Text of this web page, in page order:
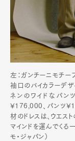
左：ガンチーニモチー
袖口のバイカラーデ
ネンのワイドなパン
¥176,000、パンツ
材のドレスは、ウエス
マインドを運んでくる
モ・ジャパン）